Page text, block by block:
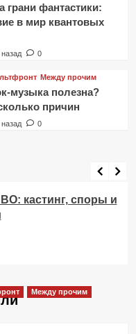
грани фантастики:
в мир квантовых
0
Между прочим
музыка полезна?
причин
0
кастинг, споры и
Между прочим